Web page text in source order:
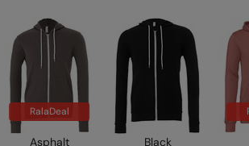
RalaDeal
Asphalt Black